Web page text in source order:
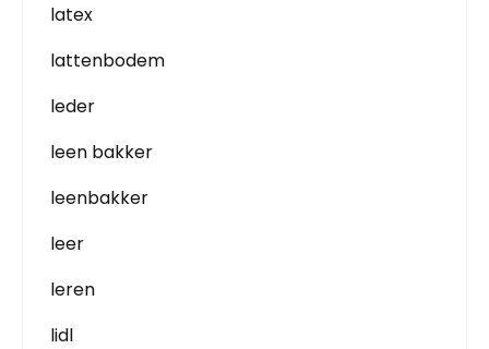
latex
lattenbodem
leder
leen bakker
leenbakker
leer
leren
lidl